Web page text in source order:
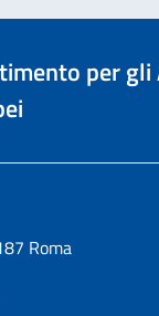
per
Roma